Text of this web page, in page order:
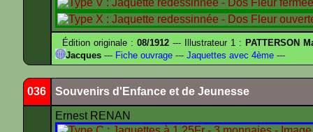
Édition originale :08/1912 --- Illustrateur 1 : PATTERSON
Jacques --- Fiche ouvrage --- Jaquettes avec 4ème ---
036 Souvenirs d'Enfance et de Jeunesse
Ernest RENAN